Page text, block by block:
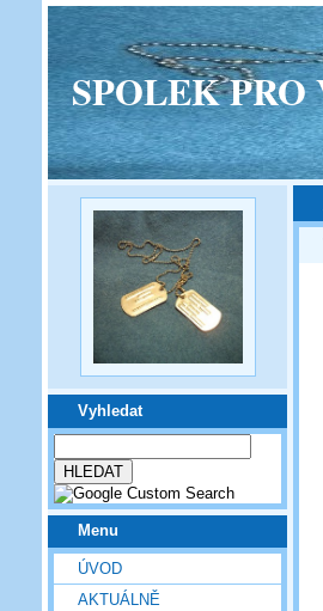
SPOLEK PRO
Vyhledat
Menu
ÚVOD
AKTUÁLNĚ